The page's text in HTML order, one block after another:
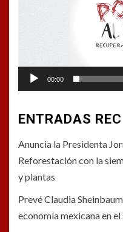
00:00
ENTRADAS
Anuncia la Presidenta
Reforestación con la
y plantas
Prevé Claudia
economía mexicana en